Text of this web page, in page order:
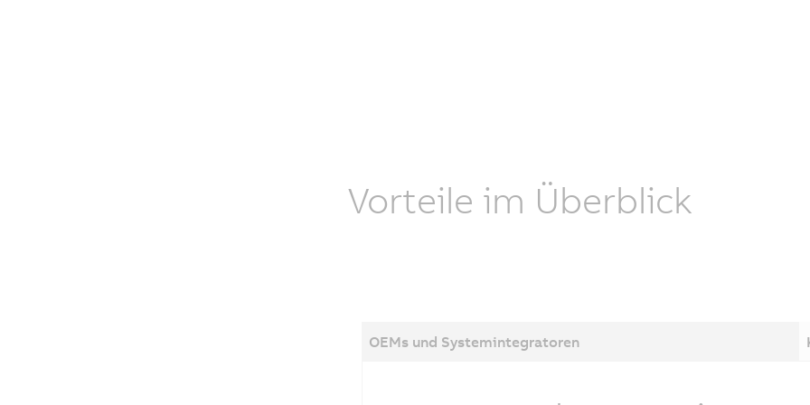
Vorteile im Überblick
OEMs und Systemintegratoren